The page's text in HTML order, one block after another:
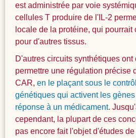
est administrée par voie
cellules T produire de l'IL-2
locale de la protéine, qui pourrait
pour d'autres tissus.
D'autres circuits synthétiques ont
permettre une régulation précise
CAR, en le plaçant sous le
génétiques qui activent les
réponse à un médicament.
cependant, la plupart de ces
pas encore fait l'objet d'études